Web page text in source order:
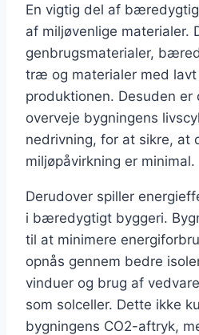
En vigtig del af
af miljøvenlige materialer.
genbrugsmaterialer,
træ og materialer med
produktionen. Desuden
overveje bygningens
nedrivning, for at sikre, at
miljøpåvirkning er minimal.
Derudover spiller
i bæredygtigt byggeri.
til at minimere
opnås gennem bedre
vinduer og brug af
som solceller. Dette ikke
bygningens CO2-aftryk,